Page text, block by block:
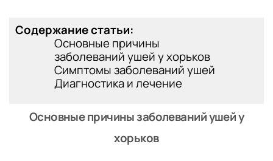
Содержание статьи:
Основные причины
заболеваний ушей у хорьков
Симптомы заболеваний ушей
Диагностика и лечение
Основные причины заболеваний ушей у
хорьков